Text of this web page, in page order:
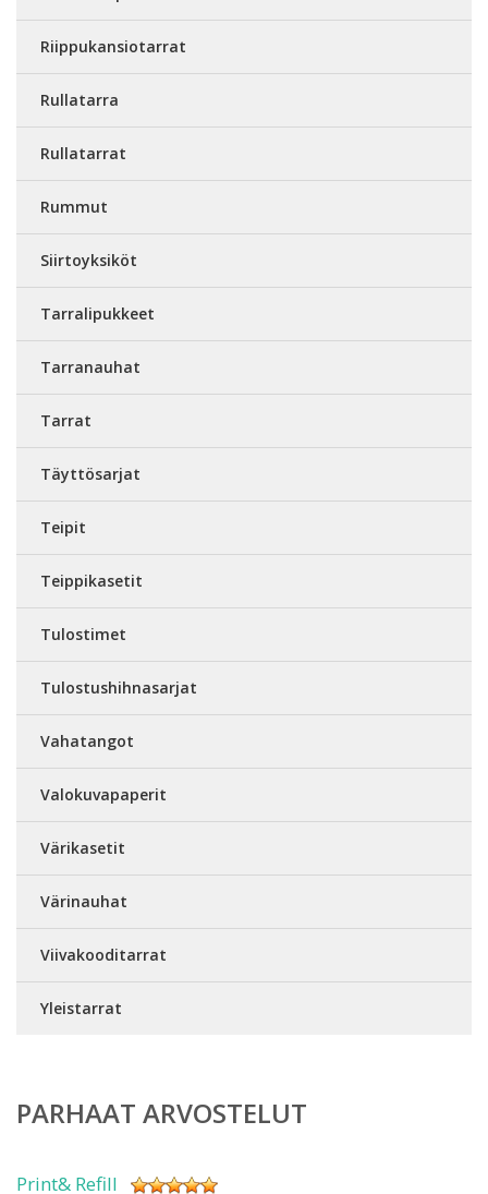
Riippukansiotarrat
Rullatarra
Rullatarrat
Rummut
Siirtoyksiköt
Tarralipukkeet
Tarranauhat
Tarrat
Täyttösarjat
Teipit
Teippikasetit
Tulostimet
Tulostushihnasarjat
Vahatangot
Valokuvapaperit
Värikasetit
Värinauhat
Viivakooditarrat
Yleistarrat
PARHAAT ARVOSTELUT
Print& Refill